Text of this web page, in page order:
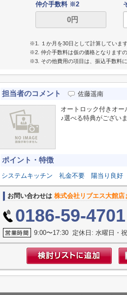
仲介手数料 ※2
※1. １か月を30日として計算しています
※2. 仲介手数料は仮の価格となります
※3. その他費用の項目は、振込手数料に
担当者のコメント 佐藤遥南
オートロック付きオ
♪選べる特典がござい
ポイント・特徴
システムキッチン 礼金不要 陽当り良好
お問い合わせは 株式会社リブエス大館店
0186-59-4701
9:00〜17:30 定休日: 水曜日・